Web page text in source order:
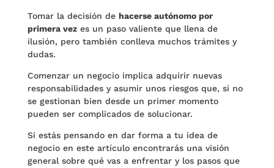
Tomar la decisión de hacerse autónomo por
primera vezes un paso valiente que llena de
ilusión, pero también conlleva muchos trámites y
dudas.
Comenzar un negocio implica adquirir nuevas
responsabilidades y asumir unos riesgos que, si no
se gestionan bien desde un primer momento
pueden ser complicados de solucionar.
Si estás pensando en dar forma a tu idea de
negocio en este artículo encontrarás una visión
general sobre qué vas a enfrentar y los pasos que